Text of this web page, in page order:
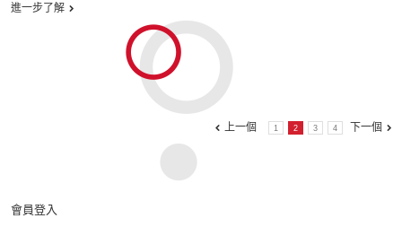
進一步了解
上一個 1 2 3 4 下一個
會員登入